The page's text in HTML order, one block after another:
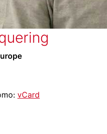
vCard